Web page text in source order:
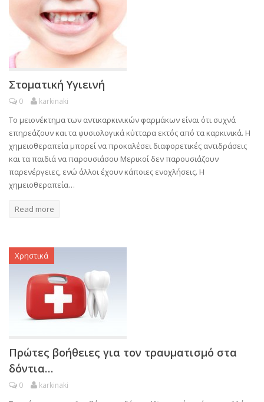
Στοματική Υγιεινή
0 karkinaki
Το μειονέκτημα των αντικαρκινικών φαρμάκων είναι ότι συχνά
επηρεάζουν και τα φυσιολογικά κύτταρα εκτός από τα καρκινικά. Η
χημειοθεραπεία μπορεί να προκαλέσει διαφορετικές αντιδράσεις
και τα παιδιά να παρουσιάσου Μερικοί δεν παρουσιάζουν
παρενέργειες, ενώ άλλοι έχουν κάποιες ενοχλήσεις. Η
χημειοθεραπεία…
Read more
Χρηστικά
Πρώτες βοήθειες για τον τραυματισμό στα
δόντια…
0 karkinaki